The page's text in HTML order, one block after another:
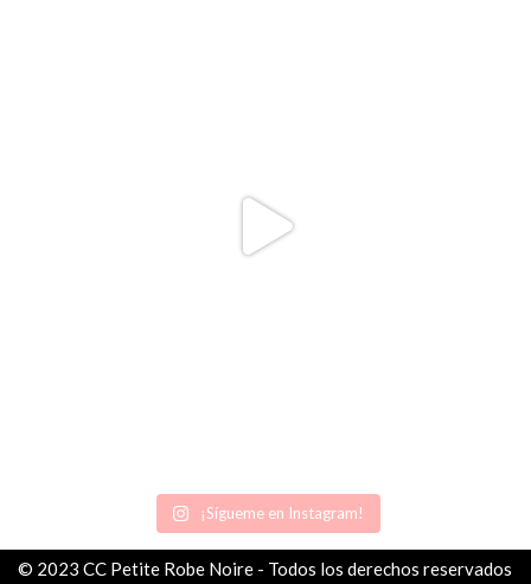
¡Sígueme en Instagram!
© 2023 CC Petite Robe Noire - Todos los derechos reservados